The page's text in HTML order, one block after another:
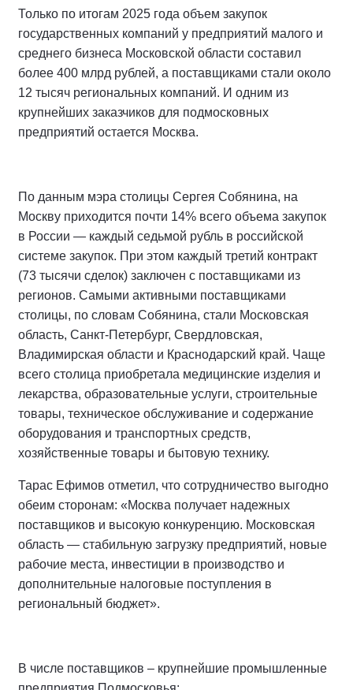
Только по итогам 2025 года объем закупок
государственных компаний у предприятий малого и
среднего бизнеса Московской области составил
более 400 млрд рублей, а поставщиками стали около
12 тысяч региональных компаний. И одним из
крупнейших заказчиков для подмосковных
предприятий остается Москва.
По данным мэра столицы Сергея Собянина, на
Москву приходится почти 14% всего объема закупок
в России — каждый седьмой рубль в российской
системе закупок. При этом каждый третий контракт
(73 тысячи сделок) заключен с поставщиками из
регионов. Самыми активными поставщиками
столицы, по словам Собянина, стали Московская
область, Санкт-Петербург, Свердловская,
Владимирская области и Краснодарский край. Чаще
всего столица приобретала медицинские изделия и
лекарства, образовательные услуги, строительные
товары, техническое обслуживание и содержание
оборудования и транспортных средств,
хозяйственные товары и бытовую технику.
Тарас Ефимов отметил, что сотрудничество выгодно
обеим сторонам: «Москва получает надежных
поставщиков и высокую конкуренцию. Московская
область — стабильную загрузку предприятий, новые
рабочие места, инвестиции в производство и
дополнительные налоговые поступления в
региональный бюджет».
В числе поставщиков – крупнейшие промышленные